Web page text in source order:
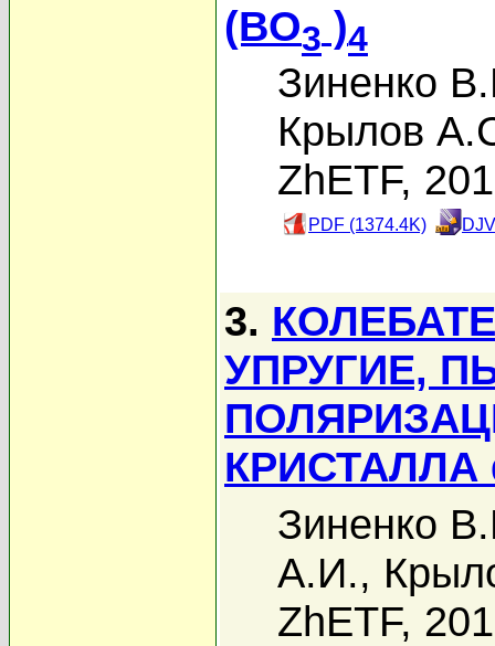
(BO3 )4
Зиненко
Крылов
ZhETF,
PDF (1374.4K)
3.
УПРУГИЕ,
КРИСТАЛЛА
Зиненко
А.И.,
ZhETF,